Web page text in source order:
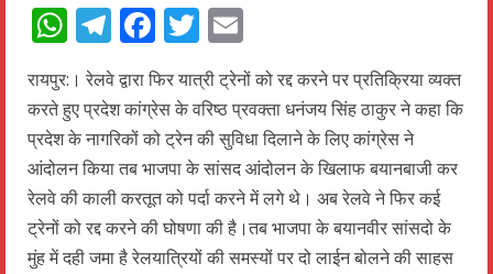
WhatsApp
Telegram
Facebook
Twitter
रायपुर:। रेलवे द्वारा फिर यात्री ट्रेनों को रद्द करने पर प्रतिक्रिया व्यक्त
करते हुए प्रदेश कांग्रेस के वरिष्ठ प्रवक्ता धनंजय सिंह ठाकुर ने कहा कि
प्रदेश के नागरिकों को ट्रेन की सुविधा दिलाने के लिए कांग्रेस ने
आंदोलन किया तब भाजपा के सांसद आंदोलन के खिलाफ बयानबाजी कर
रेलवे की काली करतूत को पर्दा करने में लगे थे। अब रेलवे ने फिर कई
ट्रेनों को रद्द करने की घोषणा की है।तब भाजपा के बयानवीर सांसदो के
मुंह में दही जमा है रेलयात्रियों की समस्यों पर दो लाईन बोलने की साहस